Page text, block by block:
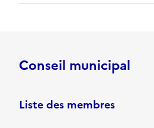
Conseil municipal
Liste des membres